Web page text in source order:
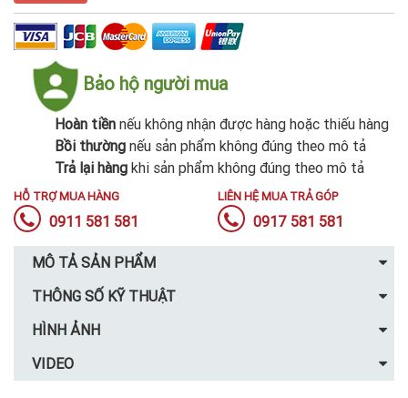
Bảo hộ người mua
Hoàn tiền nếu không nhận được hàng hoặc thiếu hàng
Bồi thường nếu sản phẩm không đúng theo mô tả
Trả lại hàng khi sản phẩm không đúng theo mô tả
HỖ TRỢ MUA HÀNG
0911 581 581
LIÊN HỆ MUA TRẢ GÓP
0917 581 581
MÔ TẢ SẢN PHẨM
THÔNG SỐ KỸ THUẬT
HÌNH ẢNH
VIDEO